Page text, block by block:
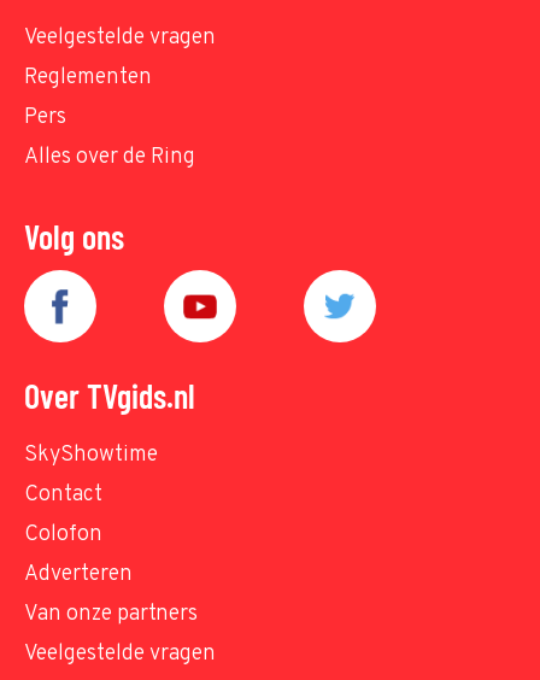
Veelgestelde vragen
Reglementen
Pers
Alles over de Ring
Volg ons
Over TVgids.nl
SkyShowtime
Contact
Colofon
Adverteren
Van onze partners
Veelgestelde vragen